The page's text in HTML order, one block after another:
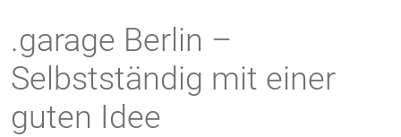
.garage Berlin –
Selbstständig mit einer
guten Idee